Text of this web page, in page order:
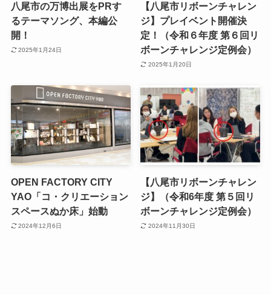
八尾市の万博出展をPRす
るテーマソング、本編公
開！
2025年1月24日
【八尾市リボーンチャレン
ジ】プレイベント開催決
定！（令和６年度 第６回リ
ボーンチャレンジ定例会）
2025年1月20日
OPEN FACTORY CITY
YAO「コ・クリエーション
スペースぬか床」始動
2024年12月6日
【八尾市リボーンチャレン
ジ】（令和6年度 第５回リ
ボーンチャレンジ定例会）
2024年11月30日